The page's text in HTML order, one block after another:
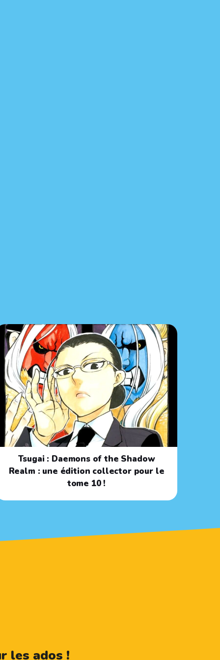
Tsugai : Daemons of the Shadow
Realm : une édition collector pour le
tome 10 !
les ados !